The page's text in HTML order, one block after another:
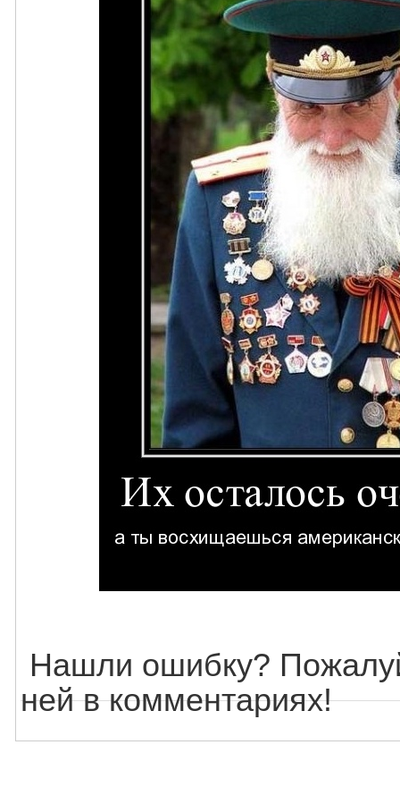
Нашли ошибку?
ней в комментариях!